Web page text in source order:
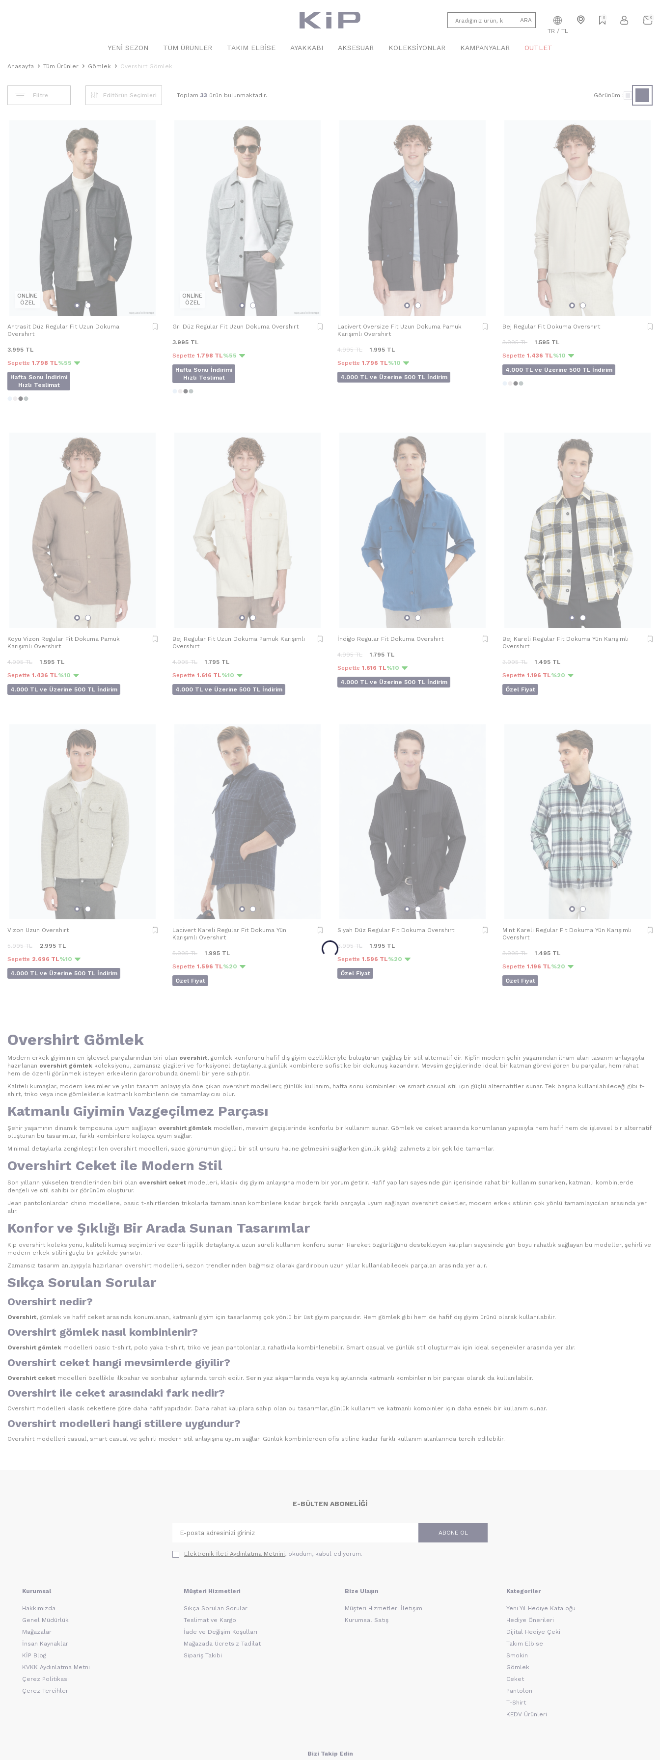
ARA
TR / TL
0 0
YENI SEZON TÜM ÜRÜNLER TAKIM ELBISE AYAKKABI AKSESUAR KOLEKSIYONLAR KAMPANYALAR OUTLET
Anasayfa Tüm Ürünler Gömlek Overshirt Gömlek
Filtre Toplam 33 ürün bulunmaktadır. Görünüm :
ONLİNE
ÖZEL
Antrasit Düz Regular Fit Uzun Dokuma
Overshırt
3.995 TL
Sepette 1.798 TL%55
Hafta Sonu İndirimi
Hızlı Teslimat
ONLİNE
ÖZEL
Gri Düz Regular Fit Uzun Dokuma Overshırt
3.995 TL
Sepette 1.798 TL%55
Hafta Sonu İndirimi
Hızlı Teslimat
Lacivert Oversize Fit Uzun Dokuma Pamuk
Karışımlı Overshırt
4.995TL 1.995 TL
Sepette 1.796 TL%10
4.000 TL ve Üzerine 500 TL İndirim
Bej Regular Fit Dokuma Overshırt
3.995TL 1.595 TL
Sepette 1.436 TL%10
4.000 TL ve Üzerine 500 TL İndirim
Koyu Vizon Regular Fit Dokuma Pamuk
Karışımlı Overshırt
4.995TL 1.595 TL
Sepette 1.436 TL%10
4.000 TL ve Üzerine 500 TL İndirim
Bej Regular Fit Uzun Dokuma Pamuk Karışımlı
Overshırt
4.995TL 1.795 TL
Sepette 1.616 TL%10
4.000 TL ve Üzerine 500 TL İndirim
İndigo Regular Fit Dokuma Overshırt
4.995TL 1.795 TL
Sepette 1.616 TL%10
4.000 TL ve Üzerine 500 TL İndirim
Bej Kareli Regular Fit Dokuma Yün Karışımlı
Overshırt
3.995TL 1.495 TL
Sepette 1.196 TL%20
Özel Fiyat
Vizon Uzun Overshırt
5.995TL 2.995 TL
Sepette 2.696 TL%10
4.000 TL ve Üzerine 500 TL İndirim
Lacivert Kareli Regular Fit Dokuma Yün
Karışımlı Overshırt
5.995TL 1.995 TL
Sepette 1.596 TL%20
Özel Fiyat
Siyah Düz Regular Fit Dokuma Overshırt
3.995TL 1.995 TL
Sepette 1.596 TL%20
Özel Fiyat
Mint Kareli Regular Fit Dokuma Yün Karışımlı
Overshırt
3.995TL 1.495 TL
Sepette 1.196 TL%20
Özel Fiyat
Overshirt Gömlek
Modern erkek giyiminin en işlevsel parçalarından biri olan overshirt, gömlek konforunu hafif dış giyim özellikleriyle buluşturan çağdaş bir stil alternatifidir. Kip’in modern şehir yaşamından ilham alan tasarım anlayışıyla
hazırlanan overshirt gömlek koleksiyonu, zamansız çizgileri ve fonksiyonel detaylarıyla günlük kombinlere sofistike bir dokunuş kazandırır. Mevsim geçişlerinde ideal bir katman görevi gören bu parçalar, hem rahat
hem de özenli görünmek isteyen erkeklerin gardırobunda önemli bir yere sahiptir.
Kaliteli kumaşlar, modern kesimler ve yalın tasarım anlayışıyla öne çıkan overshirt modelleri; günlük kullanım, hafta sonu kombinleri ve smart casual stil için güçlü alternatifler sunar. Tek başına kullanılabileceği gibi t-
shirt, triko veya ince gömleklerle katmanlı kombinlerin de tamamlayıcısı olur.
Katmanlı Giyimin Vazgeçilmez Parçası
Şehir yaşamının dinamik temposuna uyum sağlayan overshirt gömlek modelleri, mevsim geçişlerinde konforlu bir kullanım sunar. Gömlek ve ceket arasında konumlanan yapısıyla hem hafif hem de işlevsel bir alternatif
oluşturan bu tasarımlar, farklı kombinlere kolayca uyum sağlar.
Minimal detaylarla zenginleştirilen overshirt modelleri, sade görünümün güçlü bir stil unsuru haline gelmesini sağlarken günlük şıklığı zahmetsiz bir şekilde tamamlar.
Overshirt Ceket ile Modern Stil
Son yılların yükselen trendlerinden biri olan overshirt ceket modelleri, klasik dış giyim anlayışına modern bir yorum getirir. Hafif yapıları sayesinde gün içerisinde rahat bir kullanım sunarken, katmanlı kombinlerde
dengeli ve stil sahibi bir görünüm oluşturur.
Jean pantolonlardan chino modellere, basic t-shirtlerden trikolarla tamamlanan kombinlere kadar birçok farklı parçayla uyum sağlayan overshirt ceketler, modern erkek stilinin çok yönlü tamamlayıcıları arasında yer
alır.
Konfor ve Şıklığı Bir Arada Sunan Tasarımlar
Kip overshirt koleksiyonu, kaliteli kumaş seçimleri ve özenli işçilik detaylarıyla uzun süreli kullanım konforu sunar. Hareket özgürlüğünü destekleyen kalıpları sayesinde gün boyu rahatlık sağlayan bu modeller, şehirli ve
modern erkek stilini güçlü bir şekilde yansıtır.
Zamansız tasarım anlayışıyla hazırlanan overshirt modelleri, sezon trendlerinden bağımsız olarak gardırobun uzun yıllar kullanılabilecek parçaları arasında yer alır.
Sıkça Sorulan Sorular
Overshirt nedir?
Overshirt, gömlek ve hafif ceket arasında konumlanan, katmanlı giyim için tasarlanmış çok yönlü bir üst giyim parçasıdır. Hem gömlek gibi hem de hafif dış giyim ürünü olarak kullanılabilir.
Overshirt gömlek nasıl kombinlenir?
Overshirt gömlek modelleri basic t-shirt, polo yaka t-shirt, triko ve jean pantolonlarla rahatlıkla kombinlenebilir. Smart casual ve günlük stil oluşturmak için ideal seçenekler arasında yer alır.
Overshirt ceket hangi mevsimlerde giyilir?
Overshirt ceket modelleri özellikle ilkbahar ve sonbahar aylarında tercih edilir. Serin yaz akşamlarında veya kış aylarında katmanlı kombinlerin bir parçası olarak da kullanılabilir.
Overshirt ile ceket arasındaki fark nedir?
Overshirt modelleri klasik ceketlere göre daha hafif yapıdadır. Daha rahat kalıplara sahip olan bu tasarımlar, günlük kullanım ve katmanlı kombinler için daha esnek bir kullanım sunar.
Overshirt modelleri hangi stillere uygundur?
Overshirt modelleri casual, smart casual ve şehirli modern stil anlayışına uyum sağlar. Günlük kombinlerden ofis stiline kadar farklı kullanım alanlarında tercih edilebilir.
E-BÜLTEN ABONELIĞI
ABONE OL
Elektronik İleti Aydınlatma Metni‌ni, okudum, kabul ediyorum.
Kurumsal
Hakkımızda
Genel Müdürlük
Mağazalar
İnsan Kaynakları
KİP Blog
KVKK Aydınlatma Metni
Çerez Politikası
Çerez Tercihleri
Müşteri Hizmetleri
Sıkça Sorulan Sorular
Teslimat ve Kargo
İade ve Değişim Koşulları
Mağazada Ücretsiz Tadilat
Sipariş Takibi
Bize Ulaşın
Müşteri Hizmetleri İletişim
Kurumsal Satış
Kategoriler
Yeni Yıl Hediye Kataloğu
Hediye Önerileri
Dijital Hediye Çeki
Takım Elbise
Smokin
Gömlek
Ceket
Pantolon
T-Shirt
KEDV Ürünleri
Bizi Takip Edin